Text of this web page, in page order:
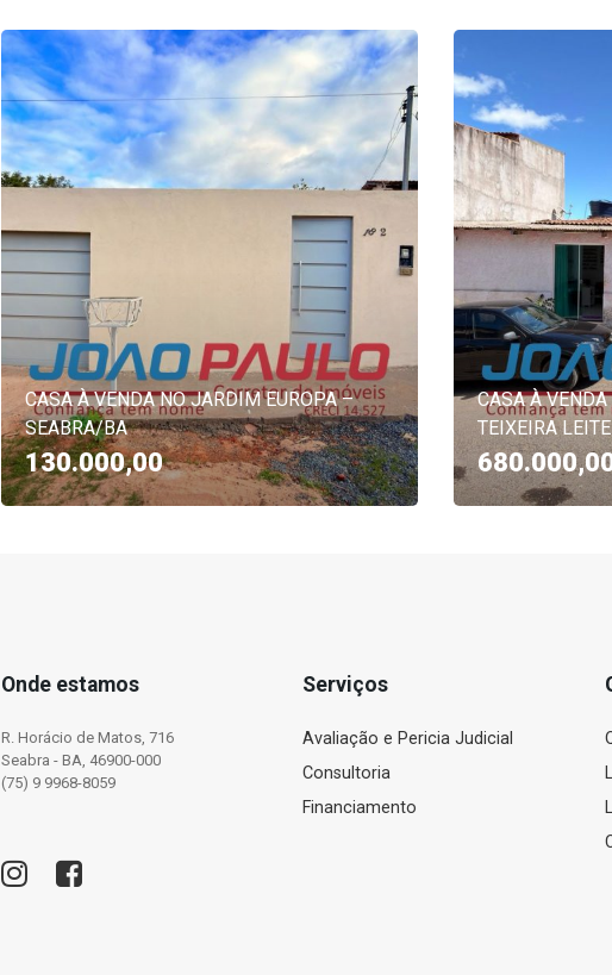
CASA À VENDA NO JARDIM EUROPA –
SEABRA/BA
130.000,00
CASA À
TEIXEIRA
Onde estamos
R. Horácio de Matos, 716
Seabra - BA, 46900-000
(75) 9 9968-8059
Serviços
Avaliação e Pericia Judicial
Consultoria
Financiamento